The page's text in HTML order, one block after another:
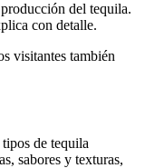
del tequila.
con detalle.
visitantes también
de tequila
sabores y texturas,